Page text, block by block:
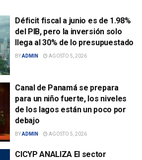
Déficit fiscal a junio es de 1.98%
del PIB, pero la inversión solo
llega al 30% de lo presupuestado
BYADMIN AGOSTO 5, 2026
Canal de Panamá se prepara
para un niño fuerte, los niveles
de los lagos están un poco por
debajo
BYADMIN AGOSTO 5, 2026
CICYP ANALIZA El sector